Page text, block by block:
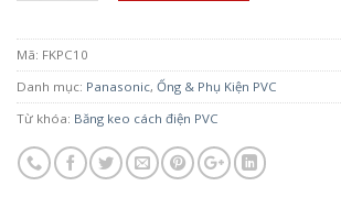
Mã: FKPC10
Danh mục: Panasonic, Ống & Phụ Kiện PVC
Từ khóa: Băng keo cách điện PVC